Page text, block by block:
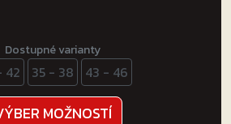
Dostupné varianty
42 35 - 38 43 - 46
MOŽNOSTÍ